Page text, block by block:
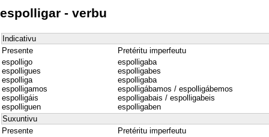
espolligar - verbu
Indicativu
Presente
Pretéritu imperfeutu
espolligo
espolligues
espolliga
espolligamos
espolligáis
espolliguen
espolligaba
espolligabes
espolligaba
espolligábamos / espolligábemos
espolligabais / espolligabeis
espolligaben
Suxuntivu
Presente
Pretéritu imperfeutu